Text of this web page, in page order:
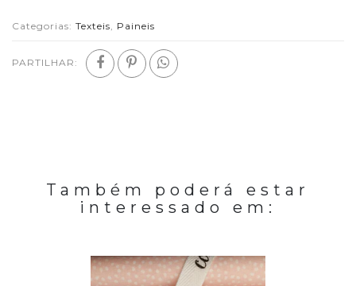
Categorias: Texteis Paineis
PARTILHAR:
Também poderá estar
interessado em: